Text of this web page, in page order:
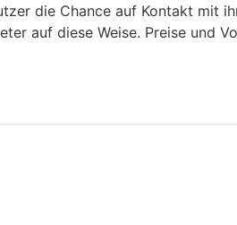
die Chance auf Kontakt mit
auf diese Weise. Preise und